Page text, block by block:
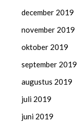
december 2019
november 2019
oktober 2019
september 2019
augustus 2019
juli 2019
juni 2019